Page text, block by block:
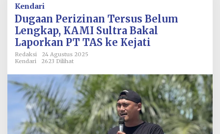
a
a
n
P
e
z
i
n
a
n
T
e
Kendari
Dugaan Perizinan Tersus Belum
Lengkap, KAMI Sultra Bakal
Laporkan PT TAS ke Kejati
Redaksi
24 Agustus 2025
Kendari
2623 Dilihat